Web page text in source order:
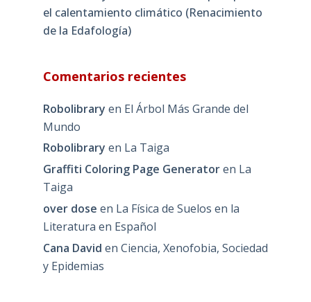
el calentamiento climático (Renacimiento
de la Edafología)
Comentarios recientes
Robolibrary en El Árbol Más Grande del
Mundo
Robolibrary en La Taiga
Graffiti Coloring Page Generatoren La
Taiga
over dose en La Física de Suelos en la
Literatura en Español
Cana David en Ciencia, Xenofobia, Sociedad
y Epidemias